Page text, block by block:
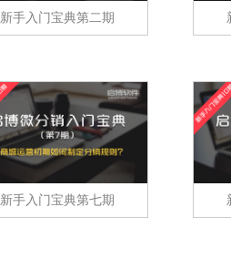
新手入门宝典第二期
新手入门宝典第七期